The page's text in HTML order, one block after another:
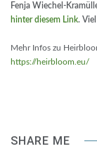
Fenja Wiechel-
hinter diesem Link.
Mehr Infos zu
https://heirbloom.eu/
SHARE ME